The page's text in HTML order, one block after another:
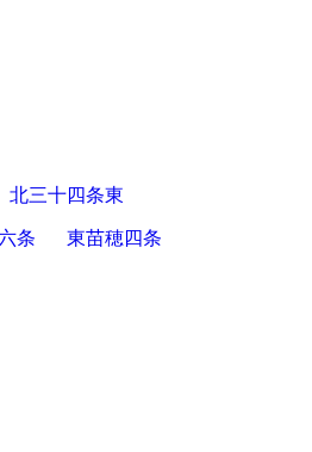
北三十四条東
条 東苗穂四条